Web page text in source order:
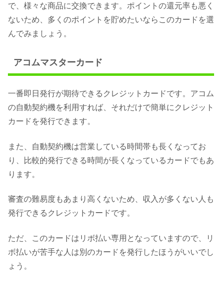
で、様々な商品に交換できます。ポイントの還元率も悪く
ないため、多くのポイントを貯めたいならこのカードを選
んでみましょう。
アコムマスターカード
一番即日発行が期待できるクレジットカードです。アコム
の自動契約機を利用すれば、それだけで簡単にクレジット
カードを発行できます。
また、自動契約機は営業している時間帯も長くなってお
り、比較的発行できる時間が長くなっているカードでもあ
ります。
審査の難易度もあまり高くないため、収入が多くない人も
発行できるクレジットカードです。
ただ、このカードはリボ払い専用となっていますので、リ
ボ払いが苦手な人は別のカードを発行したほうがいいでし
ょう。